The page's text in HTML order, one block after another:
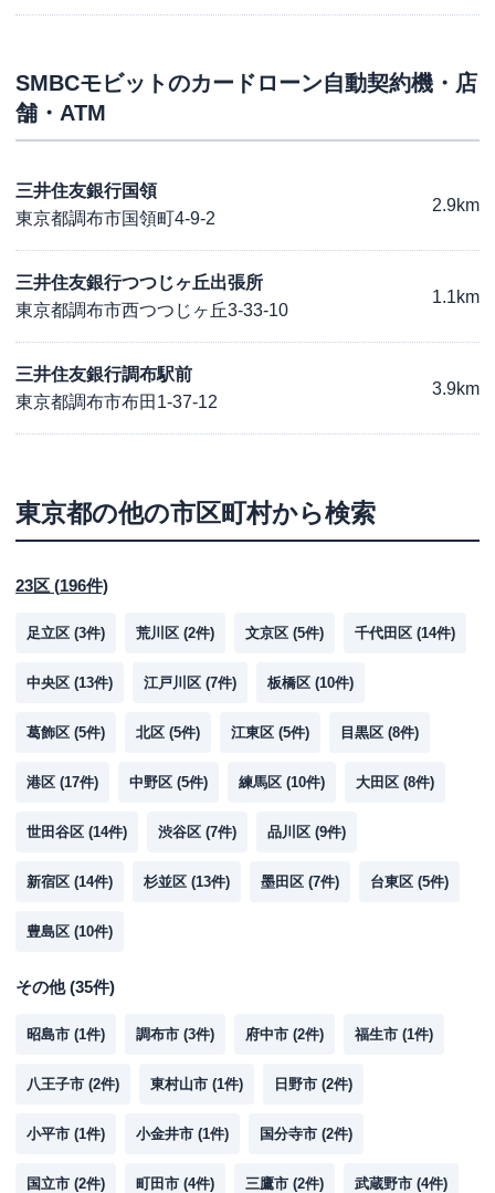
SMBCモビットのカードローン自動契約機・店
舗・ATM
三井住友銀行国領
東京都調布市国領町4-9-2
2.9km
三井住友銀行つつじヶ丘出張所
東京都調布市西つつじヶ丘3-33-10
1.1km
三井住友銀行調布駅前
東京都調布市布田1-37-12
3.9km
東京都の他の市区町村から検索
23区 (196件)
足立区 (3件) 荒川区 (2件) 文京区 (5件) 千代田区 (14件)
中央区 (13件) 江戸川区 (7件) 板橋区 (10件)
葛飾区 (5件) 北区 (5件) 江東区 (5件) 目黒区 (8件)
港区 (17件) 中野区 (5件) 練馬区 (10件) 大田区 (8件)
世田谷区 (14件) 渋谷区 (7件) 品川区 (9件)
新宿区 (14件) 杉並区 (13件) 墨田区 (7件) 台東区 (5件)
豊島区 (10件)
その他(35件)
昭島市 (1件) 調布市 (3件) 府中市 (2件) 福生市 (1件)
八王子市 (2件) 東村山市 (1件) 日野市 (2件)
小平市 (1件) 小金井市 (1件) 国分寺市 (2件)
国立市 (2件) 町田市 (4件) 三鷹市 (2件) 武蔵野市 (4件)